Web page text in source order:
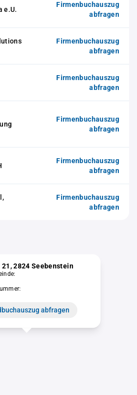
e.U.
Firmenbuchauszug
abfragen
Firmenbuchauszug
abfragen
Firmenbuchauszug
abfragen
Firmenbuchauszug
abfragen
Firmenbuchauszug
abfragen
Firmenbuchauszug
abfragen
21, 2824 Seebenstein
abfragen